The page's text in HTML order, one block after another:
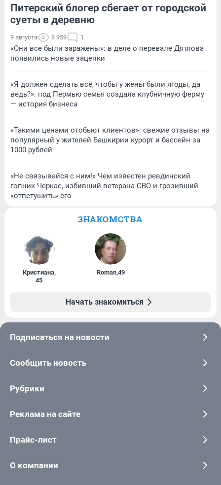
Питерский блогер сбегает от городской
суеты в деревню
9 августа 8 959 1
«Они все были заражены»: в деле о перевале Дятлова
появились новые зацепки
«Я должен сделать всё, чтобы у жены были ягоды, да
ведь?»: под Пермью семья создала клубничную ферму
— история бизнеса
«Такими ценами отобьют клиентов»: свежие отзывы на
популярный у жителей Башкирии курорт и бассейн за
1000 рублей
«Не связывайся с ним!» Чем известен ревдинский
гопник Черкас, избивший ветерана СВО и грозивший
«отпетушить» его
ЗНАКОМСТВА
Кристиана,
45
Roman,49
Начать знакомиться
Подписаться на новости
Сообщить новость
Рубрики
Реклама на сайте
Прайс-лист
О компании